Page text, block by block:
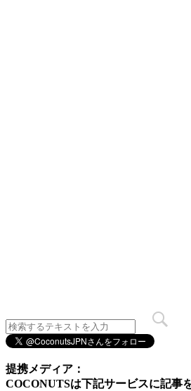
提携メディア：
COCONUTSは下記サービスに記事